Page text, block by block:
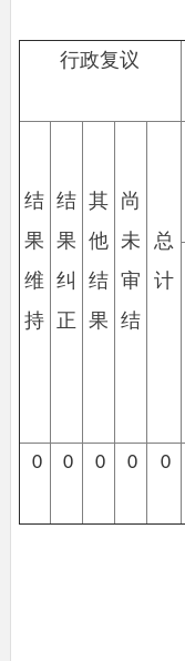
行政复议
结
果
维
持
结
果
纠
正
其
他
结
果
尚
未
审
结
总
计
0 0 0 0 0